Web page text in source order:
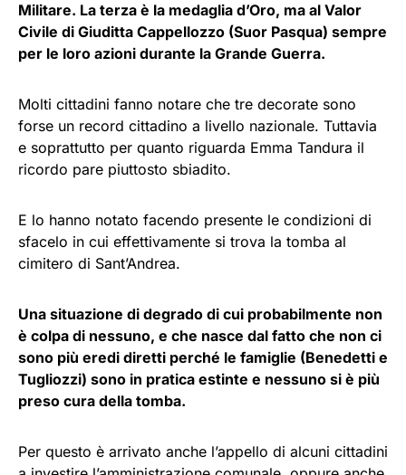
Militare. La terza è la medaglia d’Oro, ma al Valor
Civile di Giuditta Cappellozzo (Suor Pasqua) sempre
per le loro azioni durante la Grande Guerra.
Molti cittadini fanno notare che tre decorate sono
forse un record cittadino a livello nazionale. Tuttavia
e soprattutto per quanto riguarda Emma Tandura il
ricordo pare piuttosto sbiadito.
E lo hanno notato facendo presente le condizioni di
sfacelo in cui effettivamente si trova la tomba al
cimitero di Sant’Andrea.
Una situazione di degrado di cui probabilmente non
è colpa di nessuno, e che nasce dal fatto che non ci
sono più eredi diretti perché le famiglie (Benedetti e
Tugliozzi) sono in pratica estinte e nessuno si è più
preso cura della tomba.
Per questo è arrivato anche l’appello di alcuni cittadini